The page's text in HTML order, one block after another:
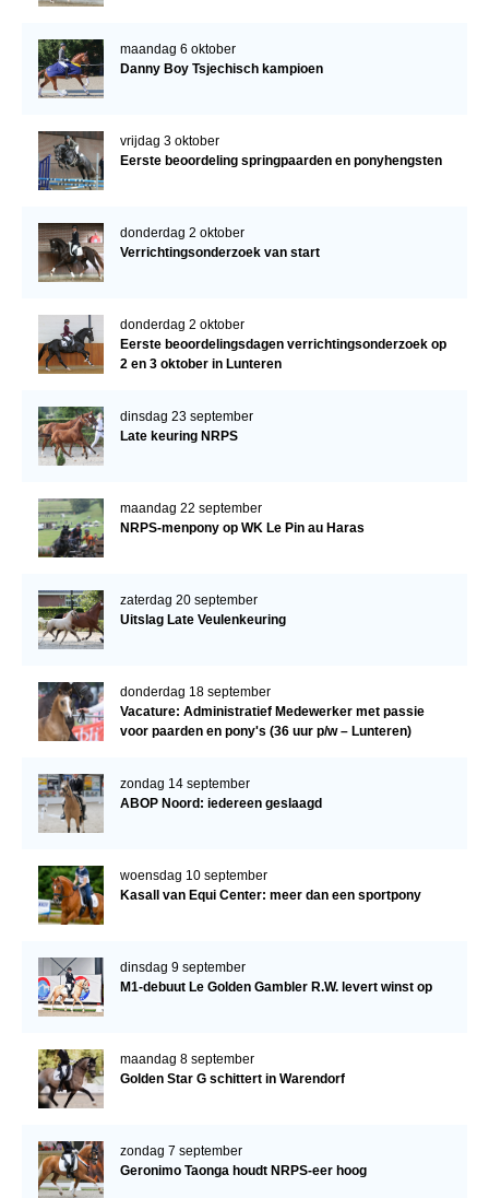
maandag 6 oktober
Danny Boy Tsjechisch kampioen
vrijdag 3 oktober
Eerste beoordeling springpaarden en ponyhengsten
donderdag 2 oktober
Verrichtingsonderzoek van start
donderdag 2 oktober
Eerste beoordelingsdagen verrichtingsonderzoek op
2 en 3 oktober in Lunteren
dinsdag 23 september
Late keuring NRPS
maandag 22 september
NRPS-menpony op WK Le Pin au Haras
zaterdag 20 september
Uitslag Late Veulenkeuring
donderdag 18 september
Vacature: Administratief Medewerker met passie
voor paarden en pony's (36 uur p/w – Lunteren)
zondag 14 september
ABOP Noord: iedereen geslaagd
woensdag 10 september
Kasall van Equi Center: meer dan een sportpony
dinsdag 9 september
M1-debuut Le Golden Gambler R.W. levert winst op
maandag 8 september
Golden Star G schittert in Warendorf
zondag 7 september
Geronimo Taonga houdt NRPS-eer hoog